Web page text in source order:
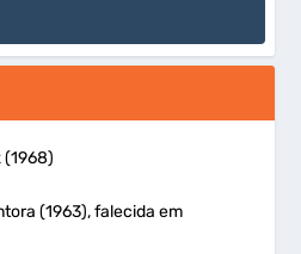
(1963), falecida em